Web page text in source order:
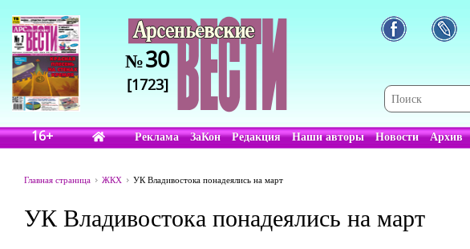
№30
[1723]
16+ Реклама ЗаКон Редакция Наши авторы Новости Архив
Главная страница ЖКХ УК Владивостока понадеялись на март
УК Владивостока понадеялись на март